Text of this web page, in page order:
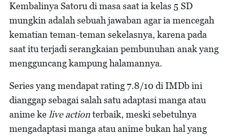
Kembalinya Satoru di masa saat ia kelas 5 SD
mungkin adalah sebuah jawaban agar ia mencegah
kematian teman-teman sekelasnya, karena pada
saat itu terjadi serangkaian pembunuhan anak yang
mengguncang kampung halamannya.
Series yang mendapat rating 7.8/10 di IMDb ini
dianggap sebagai salah satu adaptasi manga atau
anime ke live actionterbaik, meski sebetulnya
mengadaptasi manga atau anime bukan hal yang